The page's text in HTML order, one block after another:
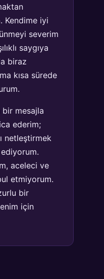
Kendime iyi
severim
saygıya
biraz
kısa sürede
bir mesajla
ederim;
netleştirmek
aceleci ve
etmiyorum.
bir
için